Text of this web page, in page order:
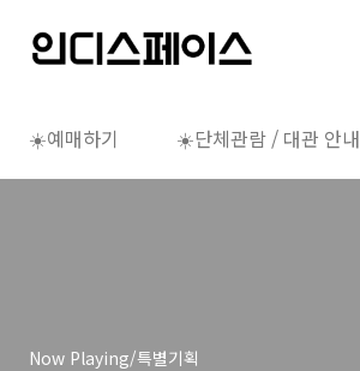
☀️예매하기 ☀️단체관람 / 대관 안내
Now Playing/특별기획